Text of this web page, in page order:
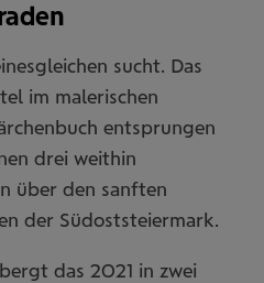
sucht. Das
im malerischen
entsprungen
drei weithin
über den sanften
der Südoststeiermark.
das 2021 in zwei